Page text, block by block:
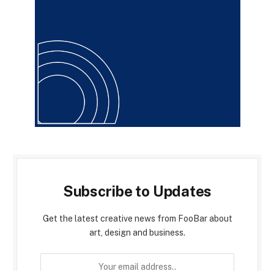
Subscribe to Updates
Get the latest creative news from FooBar about
art, design and business.